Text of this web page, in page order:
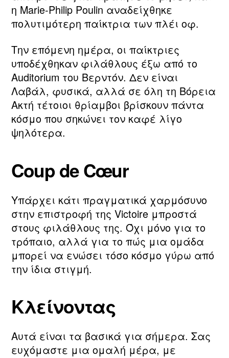
η Marie‑Philip Poulin αναδείχθηκε
πολυτιμότερη παίκτρια των πλέι οφ.
Την επόμενη ημέρα, οι παίκτριες
υποδέχθηκαν φιλάθλους έξω από το
Auditorium του Βερντόν. Δεν είναι
Λαβάλ, φυσικά, αλλά σε όλη τη Βόρεια
Ακτή τέτοιοι θρίαμβοι βρίσκουν πάντα
κόσμο που σηκώνει τον καφέ λίγο
ψηλότερα.
Coup de Cœur
Υπάρχει κάτι πραγματικά χαρμόσυνο
στην επιστροφή της Victoire μπροστά
στους φιλάθλους της. Όχι μόνο για το
τρόπαιο, αλλά για το πώς μια ομάδα
μπορεί να ενώσει τόσο κόσμο γύρω από
την ίδια στιγμή.
Κλείνοντας
Αυτά είναι τα βασικά για σήμερα. Σας
ευχόμαστε μια ομαλή μέρα, με